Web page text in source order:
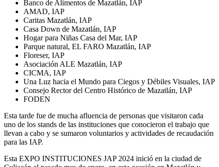
Banco de Alimentos de Mazatlán, IAP
AMAD, IAP
Caritas Mazatlán, IAP
Casa Down de Mazatlán, IAP
Hogar para Niñas Casa del Mar, IAP
Parque natural, EL FARO Mazatlán, IAP
Floreser, IAP
Asociación ALE Mazatlán, IAP
CICMA, IAP
Una Luz hacia el Mundo para Ciegos y Débiles Visuales, IAP
Consejo Rector del Centro Histórico de Mazatlán, IAP
FODEN
Esta tarde fue de mucha afluencia de personas que visitaron cada
uno de los stands de las instituciones que conocieron el trabajo que
llevan a cabo y se sumaron voluntarios y actividades de recaudación
para las IAP.
Esta EXPO INSTITUCIONES JAP 2024 inició en la ciudad de